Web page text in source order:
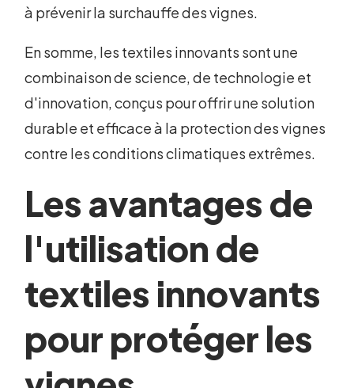
à prévenir la surchauffe des vignes.
En somme, les textiles innovants sont une
combinaison de science, de technologie et
d'innovation, conçus pour offrir une solution
durable et efficace à la protection des vignes
contre les conditions climatiques extrêmes.
Les avantages de
l'utilisation de
textiles innovants
pour protéger les